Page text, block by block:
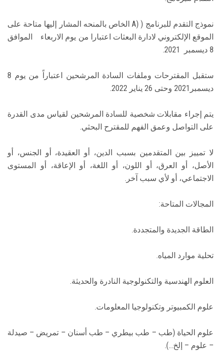
نموذج التقدم للبرنامج ( (A الخاص بالمنحه المشار إليها متاحة على
الموقع الإلكتروني لادارة البعثات اعتبارا من يوم الاربعاء الموافق
8 ديسمبر 2021.
ستقبل المقترحات وملفات السادة المرشحين اعتباراً من يوم 8
ديسمبر2021 وحتى 26 يناير 2022.
يتم إجراء مقابلات شخصية للسادة المرشحين لقياس مدى القدرة
على التواصل وعمق الفهم للمقترح البحثي.
لا تمييز بين المتقدمين بسبب الدين، أو العقيدة، أو الجنس، أو
الأصل، أو العرق، أو اللون، أو اللغة، أو الإعاقة، أو المستوى
الاجتماعي، أو لأي سبب آخر.
المجالات المتاحة:
الطاقة الجديدة والمتجددة.
تحلية موارد المياه.
العلوم الهندسية والتكنولوجية النادرة والحديثة.
علوم الكمبيوتر وتكنولوجيا المعلومات.
علوم الحياة (طب – طب بيطري – طب أسنان – تمريض – صيدلة
– علوم – إلخ…).